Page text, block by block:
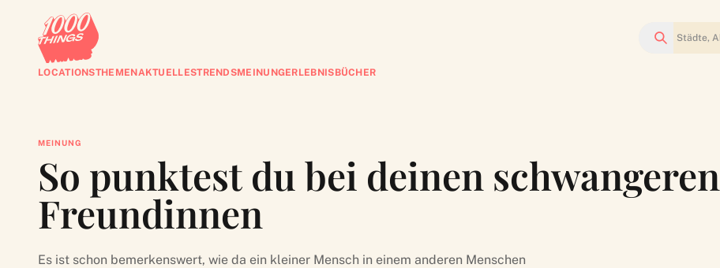
Suchen
LOCATIONSTHEMENAKTUELLESTRENDSMEINUNGERLEBNISBÜCHER
MEINUNG
So punktest du bei deinen schwangeren
Freundinnen
Es ist schon bemerkenswert, wie da ein kleiner Mensch in einem anderen Menschen